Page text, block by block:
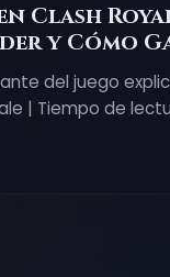
Clash
y Cómo
del juego
| Tiempo de